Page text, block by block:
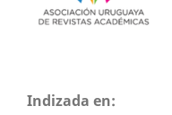
Indizada en: